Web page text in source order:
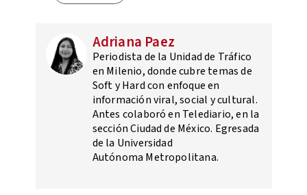
Adriana Paez
Periodista de la Unidad de Tráfico
en Milenio, donde cubre temas de
Soft y Hard con enfoque en
información viral, social y cultural.
Antes colaboró en Telediario, en la
sección Ciudad de México. Egresada
de la Universidad
Autónoma Metropolitana.